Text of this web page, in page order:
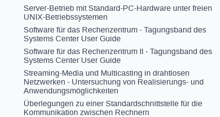
Server-Betrieb mit Standard-PC-Hardware unter freien
UNIX-Betriebssystemen
Software für das Rechenzentrum - Tagungsband des
Systems Center User Guide
Software für das Rechenzentrum II - Tagungsband des
Systems Center User Guide
Streaming-Media und Multicasting in drahtlosen
Netzwerken - Untersuchung von Realisierungs- und
Anwendungsmöglichkeiten
Überlegungen zu einer Standardschnittstelle für die
Kommunikation zwischen Rechnern